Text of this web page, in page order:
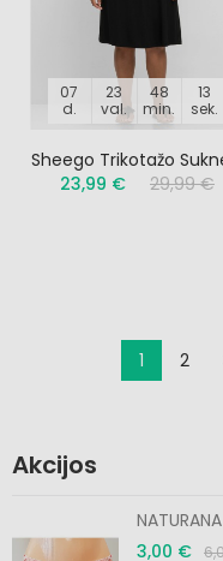
07
d.
23
val.
48
min.
12
sek.
Sheego Trikotažo
23,99 €
29,99 €
1 2
Akcijos
3,00 €